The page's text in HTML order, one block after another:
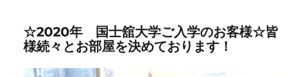
リ
ー
☆2020年 国士舘大学ご入学のお客様☆皆
様続々とお部屋を決めております！